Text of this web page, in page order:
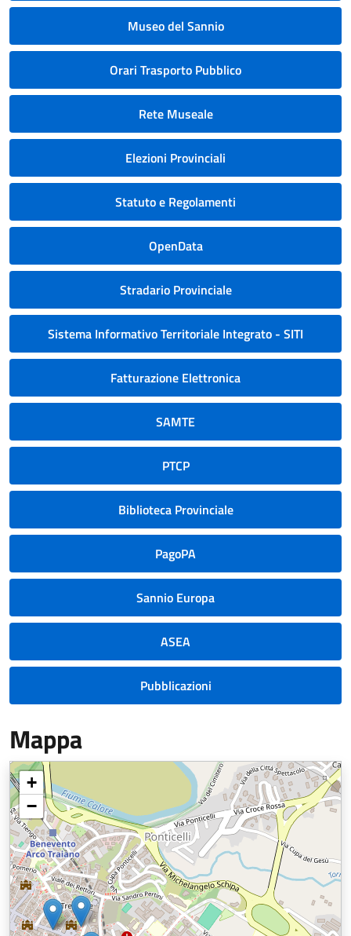
Museo del Sannio
Orari Trasporto Pubblico
Rete Museale
Elezioni Provinciali
Statuto e Regolamenti
OpenData
Stradario Provinciale
Sistema Informativo Territoriale Integrato - SITI
Fatturazione Elettronica
SAMTE
PTCP
Biblioteca Provinciale
PagoPA
Sannio Europa
ASEA
Pubblicazioni
Mappa
+
−